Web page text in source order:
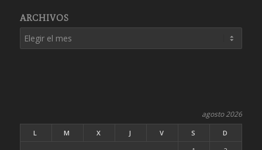
ARCHIVOS
agosto 2026
L M X J V S
D